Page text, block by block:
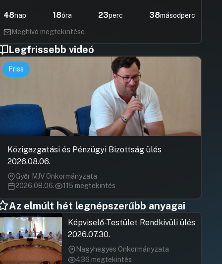
48nap 18óra 23perc 38másodperc
Meghívó megtekintése
Legfrissebb videó
Friss
Közigazgatási és Pénzügyi Bizottság ülés
2026.08.06.
Győr MJV Önkormányzata
2026.08.06.
115 megtekintés
Az elmúlt hét legnépszerűbb anyagai
Képviselő-Testület Rendkívüli ülés
2026.07.30.
Nagyhegyes Önkormányzata
436 megtekintés